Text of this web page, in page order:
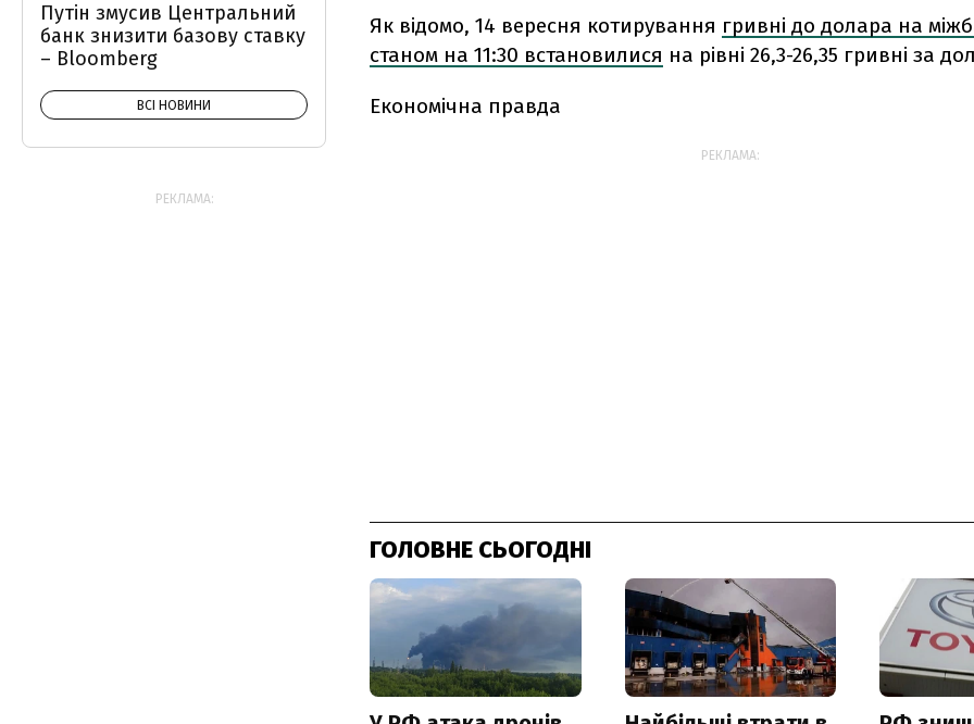
Як відомо, 14 вересня котирування гривні до долара на
станом на 11:30 встановилися на рівні 26,3-26,35 гривні за
Економічна правда
РЕКЛАМА:
ГОЛОВНЕ СЬОГОДНІ
Путін змусив Центральний
банк знизити базову ставку
– Bloomberg
ВСІ НОВИНИ
РЕКЛАМА: